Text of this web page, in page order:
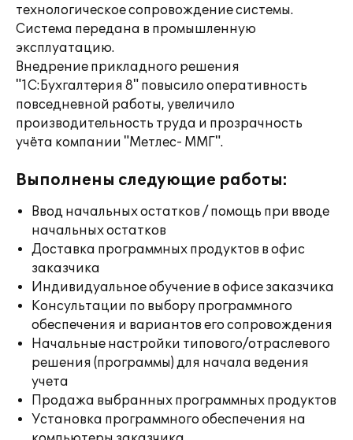
технологическое сопровождение системы.
Система передана в промышленную
эксплуатацию.
Внедрение прикладного решения
"1С:Бухгалтерия 8" повысило оперативность
повседневной работы, увеличило
производительность труда и прозрачность
учёта компании "Метлес- ММГ".
Выполнены следующие работы:
Ввод начальных остатков / помощь при вводе
начальных остатков
Доставка программных продуктов в офис
заказчика
Индивидуальное обучение в офисе заказчика
Консультации по выбору программного
обеспечения и вариантов его сопровождения
Начальные настройки типового/отраслевого
решения (программы) для начала ведения
учета
Продажа выбранных программных продуктов
Установка программного обеспечения на